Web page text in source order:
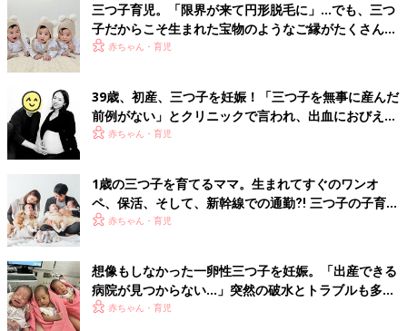
三つ子育児。「限界が来て円形脱毛に」…でも、三つ
子だからこそ生まれた宝物のようなご縁がたくさん！
【体験談】
赤ちゃん・育児
39歳、初産、三つ子を妊娠！「三つ子を無事に産んだ
前例がない」とクリニックで言われ、出血におびえる
日々…【桑子英里アナ・インタビュー】
赤ちゃん・育児
1歳の三つ子を育てるママ。生まれてすぐのワンオ
ペ、保活、そして、新幹線での通勤⁈ 三つ子の子育て
のリアル【多胎育児体験談】
赤ちゃん・育児
想像もしなかった一卵性三つ子を妊娠。「出産できる
病院が見つからない…」突然の破水とトラブルも多数
経験！【体験談】
赤ちゃん・育児